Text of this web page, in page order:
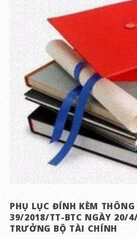
PHỤ LỤC ĐÍNH KÈM
39/2018/TT-BTC NGÀY 20/
TRƯỞNG BỘ TÀI CHÍNH